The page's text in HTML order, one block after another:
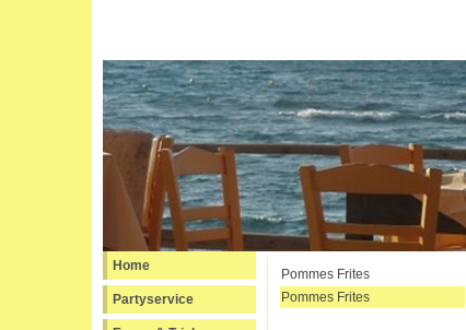
Home
Partyservice
Pommes Frites
Pommes Frites